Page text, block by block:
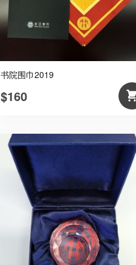
书院围巾2019
$160